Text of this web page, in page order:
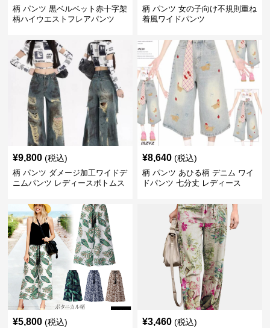
柄 パンツ 黒ベルベット赤十字架
柄ハイウエストフレアパンツ
柄 パンツ 女の子向け不規則重ね
着風ワイドパンツ
¥9,800 (税込)
柄 パンツ ダメージ加工ワイドデ
ニムパンツ レディースボトムス
¥8,640 (税込)
柄 パンツ あひる柄 デニム ワイ
ドパンツ 七分丈 レディース
¥5,800 (税込) ¥3,460 (税込)